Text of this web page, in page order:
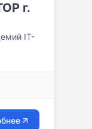
г.
IT-